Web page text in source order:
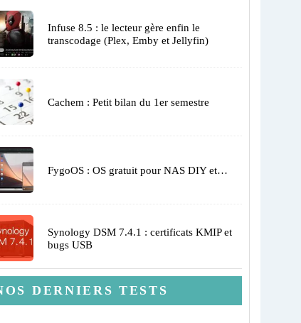
Infuse 8.5 : le lecteur gère enfin le
transcodage (Plex, Emby et Jellyfin)
Cachem : Petit bilan du 1er semestre
FygoOS : OS gratuit pour NAS DIY et…
Synology DSM 7.4.1 : certificats KMIP et
bugs USB
DERNIERS TESTS